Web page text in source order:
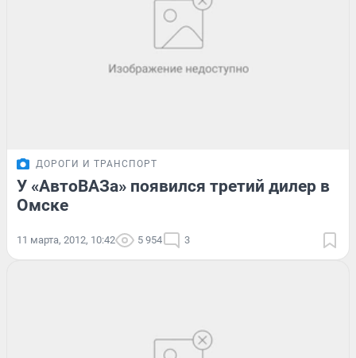
ДОРОГИ И ТРАНСПОРТ
У «АвтоВАЗа» появился третий дилер в
Омске
11 марта, 2012, 10:42 5 954 3